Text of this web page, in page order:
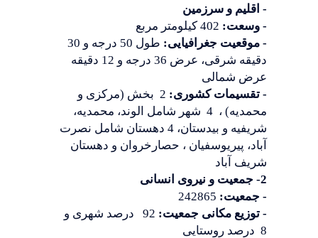
- اقلیم و سرزمین
- وسعت: 402 کیلومتر مربع
- موقعیت جغرافیایی:
طول 50 درجه و 30
دقیقه شرقی، عرض 36 درجه و 12 دقیقه
عرض شمالی
- تقسیمات کشوری:
2 بخش (مرکزی و
محمدیه) ، 4 شهر شامل الوند، محمدیه،
شریفیه و بیدستان، 4 دهستان شامل نصرت
آباد، پیریوسفیان ، حصارخروان و دهستان
شریف آباد
2- جمعیت و نیروی انسانی
- جمعیت: 242865
- توزیع مکانی جمعیت:
92 درصد شهری و
8 درصد روستایی